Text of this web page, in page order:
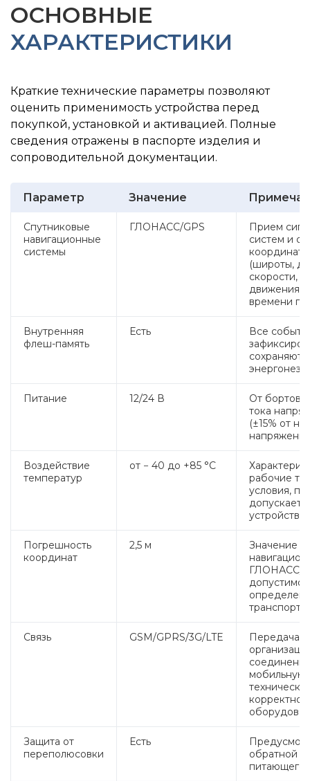
ОСНОВНЫЕ
ХАРАКТЕРИСТИКИ
Краткие технические параметры позволяют
оценить применимость устройства перед
покупкой, установкой и активацией. Полные
сведения отражены в паспорте изделия и
сопроводительной документации.
Параметр Значение
Спутниковые
навигационные
системы
ГЛОНАСС/GPS
Прием
систем и
координат
(широты,
скорости,
движения,
времени по
Внутренняя
флеш-память
Есть
Все
Питание 12/24 В
От
тока
(±15% от
Воздействие
температур
от − 40 до +85 °C
рабочие
условия,
устройства.
Погрешность
координат
2,5 м
Значение
ГЛОНАСС/
Связь GSM/GPRS/3G/LTE
Передача
мобильную
Защита от
переполюсовки
Есть
обратной
питающего